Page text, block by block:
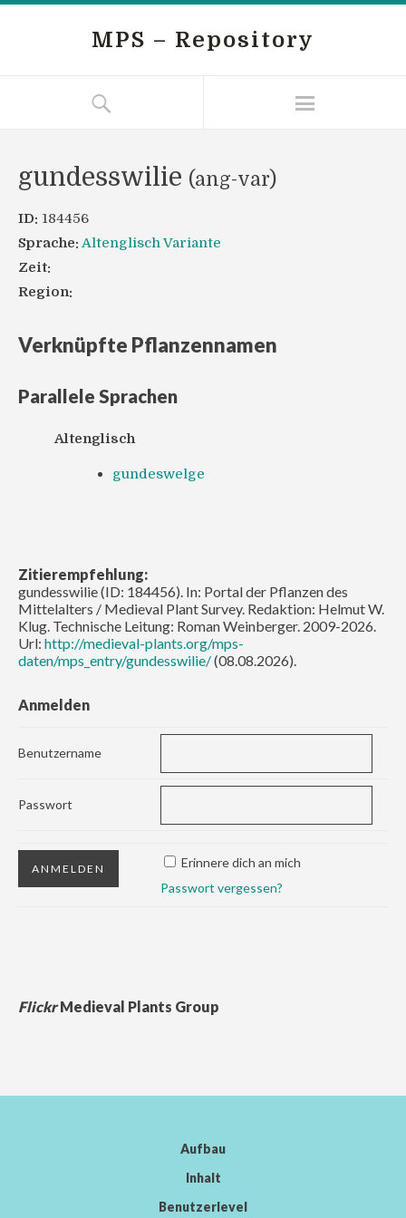
MPS – Repository
gundesswilie (ang-var)
ID: 184456
Sprache: Altenglisch Variante
Zeit:
Region:
Verknüpfte Pflanzennamen
Parallele Sprachen
Altenglisch
gundeswelge
Zitierempfehlung:
gundesswilie (ID: 184456). In: Portal der Pflanzen des
Mittelalters / Medieval Plant Survey. Redaktion: Helmut W.
Klug. Technische Leitung: Roman Weinberger. 2009-2026.
Url: http://medieval-plants.org/mps-
daten/mps_entry/gundesswilie/(08.08.2026).
Anmelden
Benutzername
Passwort
Erinnere dich an mich
Passwort vergessen?
FlickrMedieval Plants Group
Aufbau
Inhalt
Benutzerlevel